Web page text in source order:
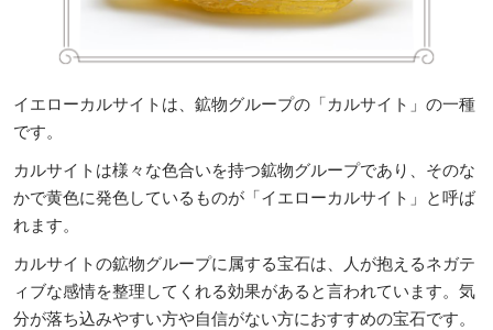
イエローカルサイトは、鉱物グループの「カルサイト」の一種
です。
カルサイトは様々な色合いを持つ鉱物グループであり、そのな
かで黄色に発色しているものが「イエローカルサイト」と呼ば
れます。
カルサイトの鉱物グループに属する宝石は、人が抱えるネガテ
ィブな感情を整理してくれる効果があると言われています。気
分が落ち込みやすい方や自信がない方におすすめの宝石です。